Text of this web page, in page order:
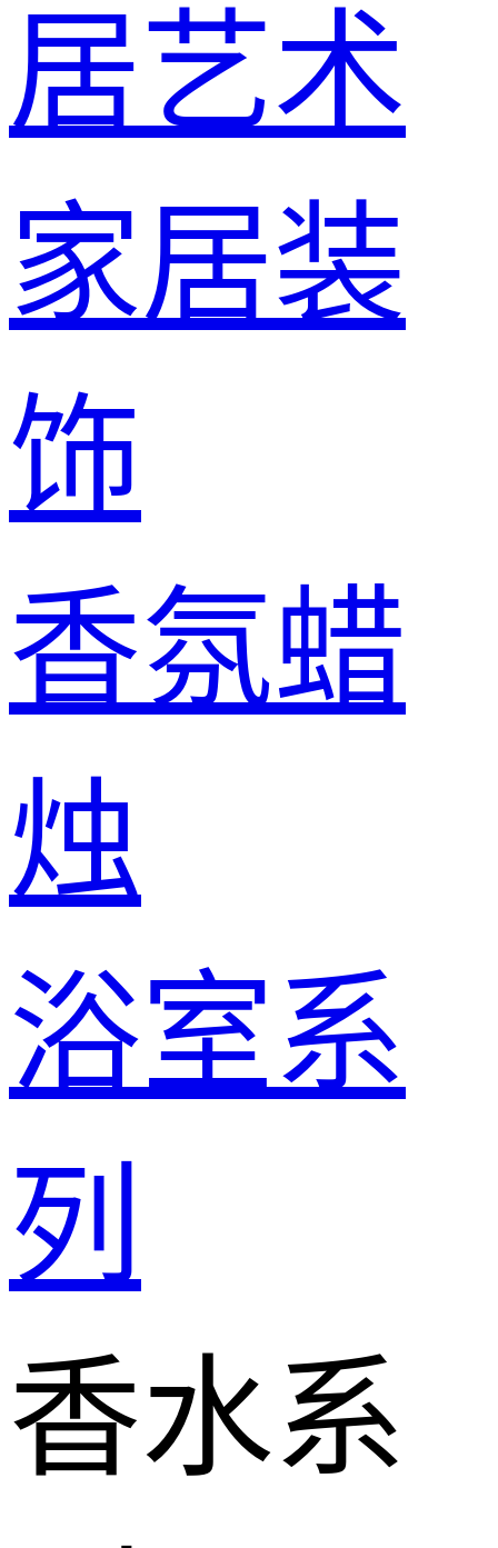
居艺术
家居装
饰
香氛蜡
烛
浴室系
列
香水系